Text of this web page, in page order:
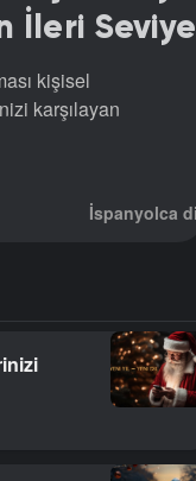
İleri Seviye
kişisel
karşılayan
İspanyolca